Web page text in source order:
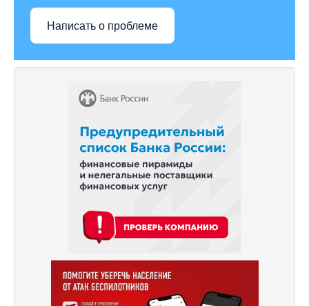
Написать о проблеме